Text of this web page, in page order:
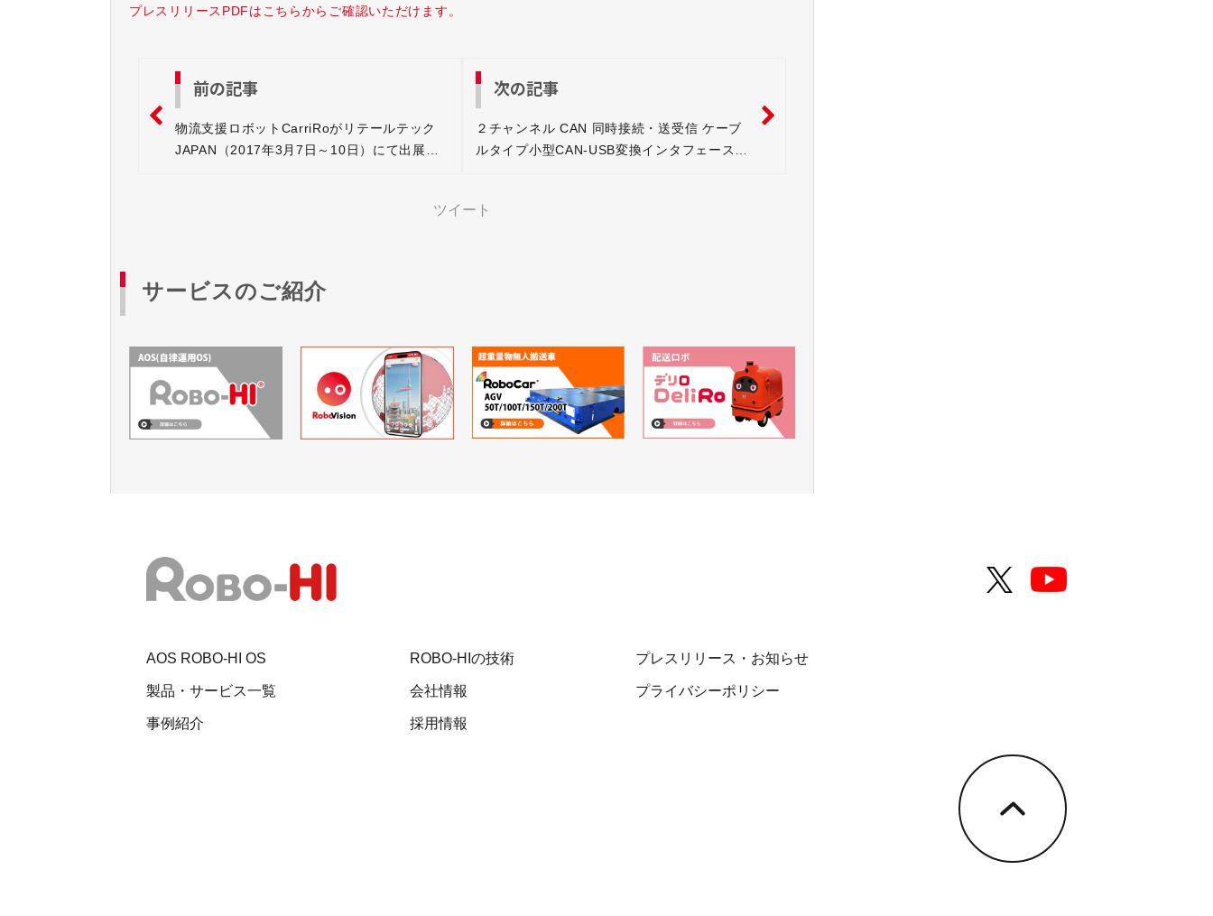
プレスリリースPDFはこちらからご確認いただけます。
前の記事
物流支援ロボットCarriRoがリテールテック
JAPAN（2017年3月7日～10日）にて出展さ
次の記事
２チャンネル CAN 同時接続・送受信 ケーブ
ルタイプ小型CAN-USB変換インタフェース販
ツイート
サービスのご紹介
AOS ROBO-HI OS
製品・サービス一覧
事例紹介
ROBO-HIの技術
会社情報
採用情報
プレスリリース・お知らせ
プライバシーポリシー